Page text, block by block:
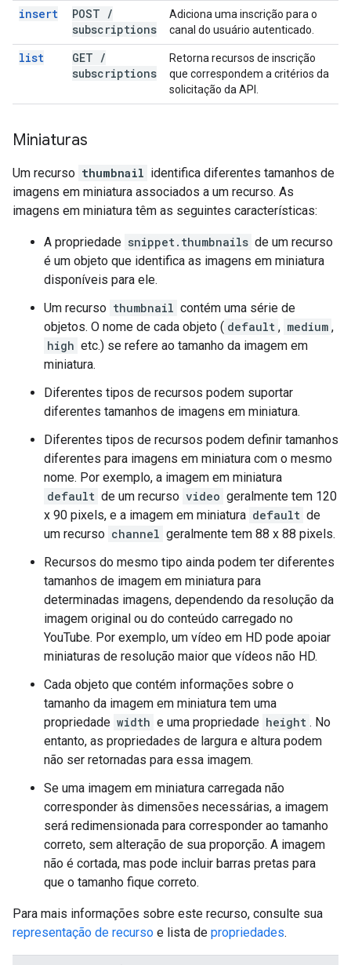
insert POST /
subscriptions
Adiciona uma inscrição para o
canal do usuário autenticado.
list GET /
subscriptions
Retorna recursos de inscrição
que correspondem a critérios da
solicitação da API.
Miniaturas
Um recurso thumbnail identifica diferentes tamanhos de
imagens em miniatura associados a um recurso. As
imagens em miniatura têm as seguintes características:
A propriedade snippet.thumbnails de um recurso
é um objeto que identifica as imagens em miniatura
disponíveis para ele.
Um recurso thumbnail contém uma série de
objetos. O nome de cada objeto ( default , medium ,
high etc.) se refere ao tamanho da imagem em
miniatura.
Diferentes tipos de recursos podem suportar
diferentes tamanhos de imagens em miniatura.
Diferentes tipos de recursos podem definir tamanhos
diferentes para imagens em miniatura com o mesmo
nome. Por exemplo, a imagem em miniatura
default de um recurso video geralmente tem 120
x 90 pixels, e a imagem em miniatura default de
um recurso channel geralmente tem 88 x 88 pixels.
Recursos do mesmo tipo ainda podem ter diferentes
tamanhos de imagem em miniatura para
determinadas imagens, dependendo da resolução da
imagem original ou do conteúdo carregado no
YouTube. Por exemplo, um vídeo em HD pode apoiar
miniaturas de resolução maior que vídeos não HD.
Cada objeto que contém informações sobre o
tamanho da imagem em miniatura tem uma
propriedade width e uma propriedade height . No
entanto, as propriedades de largura e altura podem
não ser retornadas para essa imagem.
Se uma imagem em miniatura carregada não
corresponder às dimensões necessárias, a imagem
será redimensionada para corresponder ao tamanho
correto, sem alteração de sua proporção. A imagem
não é cortada, mas pode incluir barras pretas para
que o tamanho fique correto.
Para mais informações sobre este recurso, consulte sua
representação de recurso e lista de propriedades.